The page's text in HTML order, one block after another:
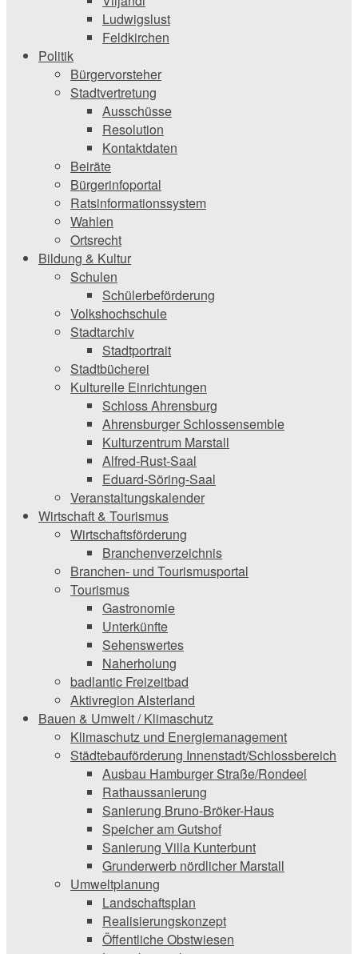
Ludwigslust
Feldkirchen
Politik
Bürgervorsteher
Stadtvertretung
Ausschüsse
Resolution
Kontaktdaten
Beiräte
Bürgerinfoportal
Ratsinformationssystem
Wahlen
Ortsrecht
Bildung & Kultur
Schulen
Schülerbeförderung
Volkshochschule
Stadtarchiv
Stadtportrait
Stadtbücherei
Kulturelle Einrichtungen
Schloss Ahrensburg
Ahrensburger Schlossensemble
Kulturzentrum Marstall
Alfred-Rust-Saal
Eduard-Söring-Saal
Veranstaltungskalender
Wirtschaft & Tourismus
Wirtschaftsförderung
Branchenverzeichnis
Branchen- und Tourismusportal
Tourismus
Gastronomie
Unterkünfte
Sehenswertes
Naherholung
badlantic Freizeitbad
Aktivregion Alsterland
Bauen & Umwelt / Klimaschutz
­Klimaschutz und ­­Energiemanagement
Städtebauförderung Innenstadt/Schlossbereich
Ausbau Hamburger Straße/Rondeel
Rathaussanierung
Sanierung Bruno-Bröker-Haus
Speicher am Gutshof
Sanierung Villa Kunterbunt
Grunderwerb nördlicher Marstall
Umweltplanung
Landschaftsplan
Realisierungskonzept
Öffentliche Obstwiesen